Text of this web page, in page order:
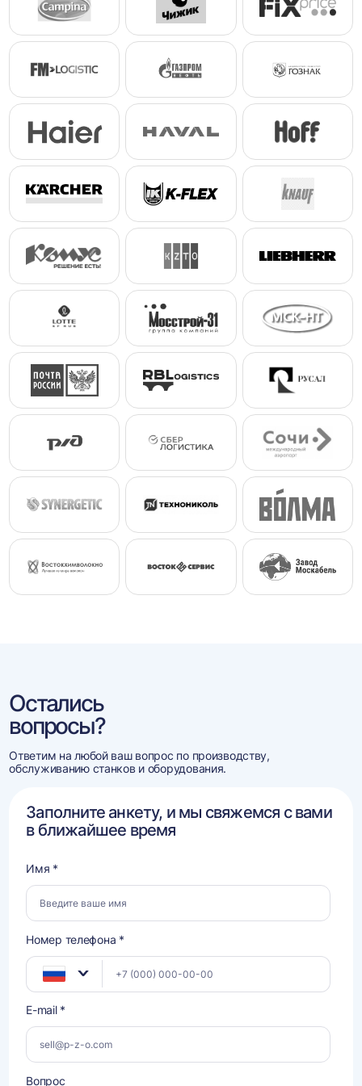
Остались
вопросы?
Ответим на любой ваш вопрос по производству,
обслуживанию станков и оборудования.
Заполните анкету, и мы свяжемся с вами
в ближайшее время
Имя *
Номер телефона *
E-mail *
Вопрос